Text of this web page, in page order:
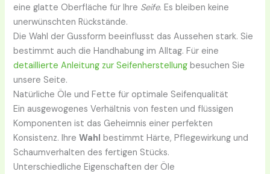
eine glatte Oberfläche für Ihre Seife. Es bleiben keine
unerwünschten Rückstände.
Die Wahl der Gussform beeinflusst das Aussehen stark. Sie
bestimmt auch die Handhabung im Alltag. Für eine
detaillierte Anleitung zur Seifenherstellung besuchen Sie
unsere Seite.
Natürliche Öle und Fette für optimale Seifenqualität
Ein ausgewogenes Verhältnis von festen und flüssigen
Komponenten ist das Geheimnis einer perfekten
Konsistenz. IhreWahl bestimmt Härte, Pflegewirkung und
Schaumverhalten des fertigen Stücks.
Unterschiedliche Eigenschaften der Öle